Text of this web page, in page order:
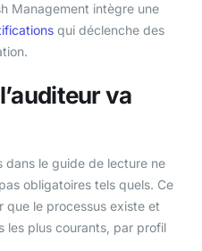
Management intègre une
qui déclenche des
va
dans le guide de lecture ne
obligatoires tels quels. Ce
que le processus existe et
les plus courants, par profil